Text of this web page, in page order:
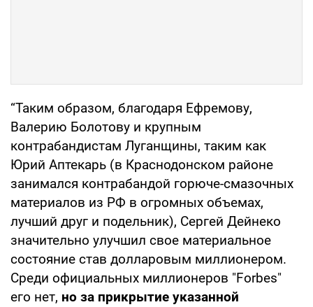
“Таким образом, благодаря Ефремову,
Валерию Болотову и крупным
контрабандистам Луганщины, таким как
Юрий Аптекарь (в Краснодонском районе
занимался контрабандой горюче-смазочных
материалов из РФ в огромных объемах,
лучший друг и подельник), Сергей Дейнеко
значительно улучшил свое материальное
состояние став долларовым миллионером.
Среди официальных миллионеров "Forbes"
его нет, но за прикрытие указанной